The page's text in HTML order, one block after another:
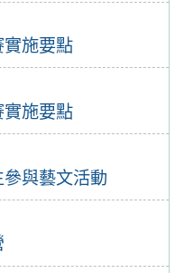
施要點
施要點
與藝文活動